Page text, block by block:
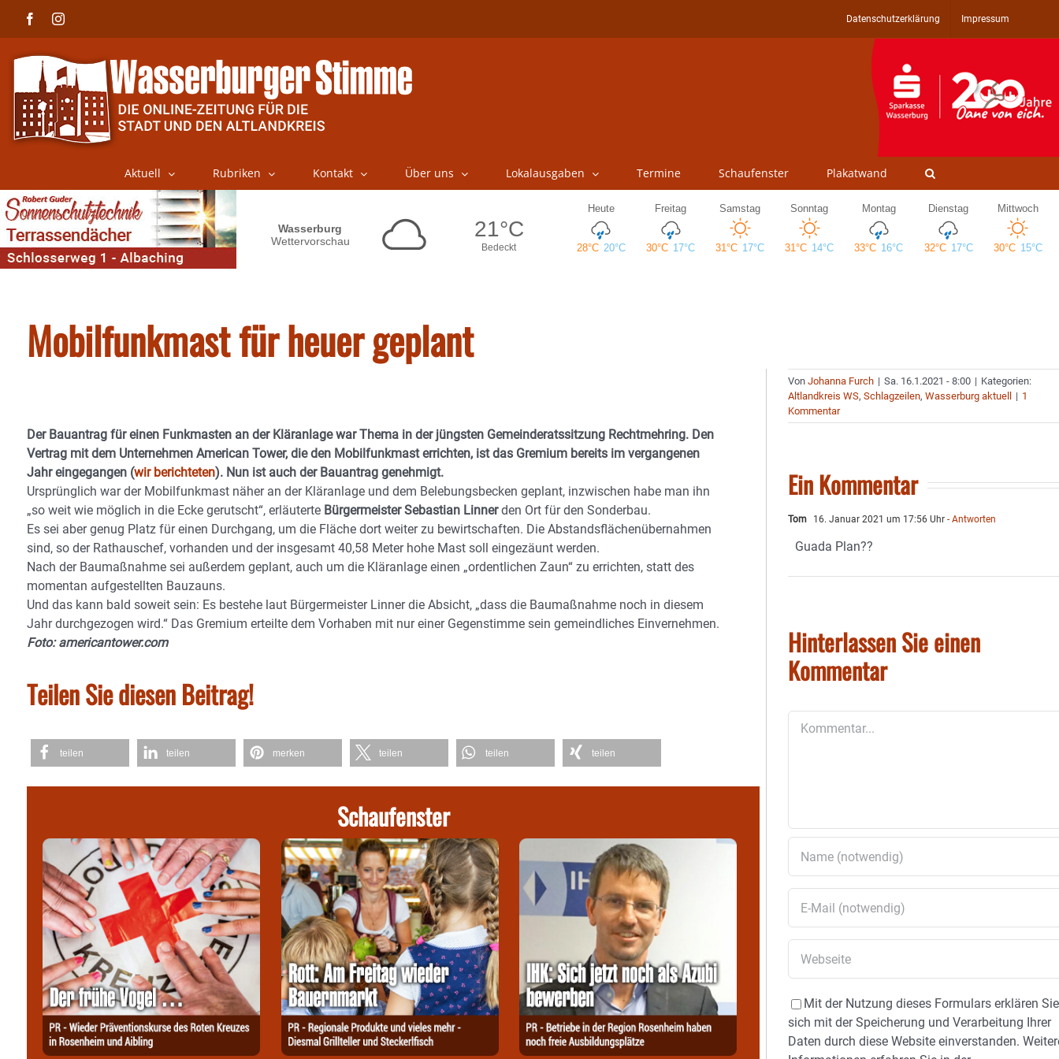
FacebookInstagram Datenschutzerklärung Impressum
Aktuell Rubriken Kontakt Über uns Lokalausgaben Termine Schaufenster Plakatwand
Mobilfunkmast für heuer geplant
Der Bauantrag für einen Funkmasten an der Kläranlage war Thema in der jüngsten Gemeinderatssitzung Rechtmehring. Den
Vertrag mit dem Unternehmen American Tower, die den Mobilfunkmast errichten, ist das Gremium bereits im vergangenen
Jahr eingegangen (wir berichteten). Nun ist auch der Bauantrag genehmigt.
Ursprünglich war der Mobilfunkmast näher an der Kläranlage und dem Belebungsbecken geplant, inzwischen habe man ihn
„so weit wie möglich in die Ecke gerutscht“, erläuterte Bürgermeister Sebastian Linnerden Ort für den Sonderbau.
Es sei aber genug Platz für einen Durchgang, um die Fläche dort weiter zu bewirtschaften. Die Abstandsflächenübernahmen
sind, so der Rathauschef, vorhanden und der insgesamt 40,58 Meter hohe Mast soll eingezäunt werden.
Nach der Baumaßnahme sei außerdem geplant, auch um die Kläranlage einen „ordentlichen Zaun“ zu errichten, statt des
momentan aufgestellten Bauzauns.
Und das kann bald soweit sein: Es bestehe laut Bürgermeister Linner die Absicht, „dass die Baumaßnahme noch in diesem
Jahr durchgezogen wird.“ Das Gremium erteilte dem Vorhaben mit nur einer Gegenstimme sein gemeindliches Einvernehmen.
Foto: americantower.com
Teilen Sie diesen Beitrag!
teilen teilen merken teilen teilen teilen
Schaufenster
VonJohanna Furch | Sa. 16.1.2021 - 8:00 | Kategorien:
Altlandkreis WS,Schlagzeilen,Wasserburg aktuell | 1
Kommentar
Ein Kommentar
Tom 16. Januar 2021 um 17:56 Uhr - Antworten
Guada Plan??
Hinterlassen Sie einen
Kommentar
Mit der Nutzung dieses Formulars erklären Sie
sich mit der Speicherung und Verarbeitung Ihrer
Daten durch diese Website einverstanden.